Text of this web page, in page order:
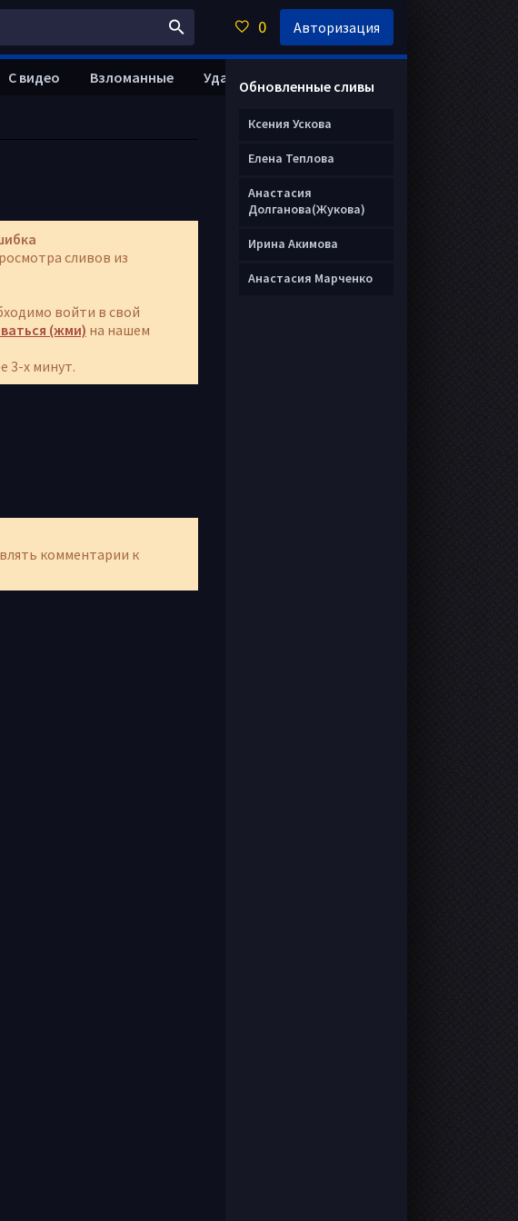
сливов из
войти в свой
(жми) на нашем
3-х минут.
комментарии к
С видео Взломанные Удалить анкету
Обновленные сливы
Ксения Ускова
Елена Теплова
Анастасия
Долганова(Жукова)
Ирина Акимова
Анастасия Марченко
0 Авторизация